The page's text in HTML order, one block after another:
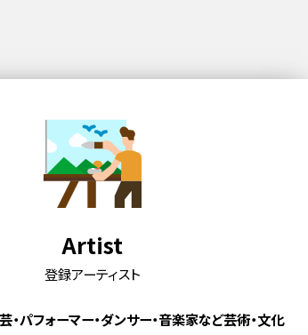
Artist
登録アーティスト
・パフォーマー・ダンサー・音楽家など芸術・文化